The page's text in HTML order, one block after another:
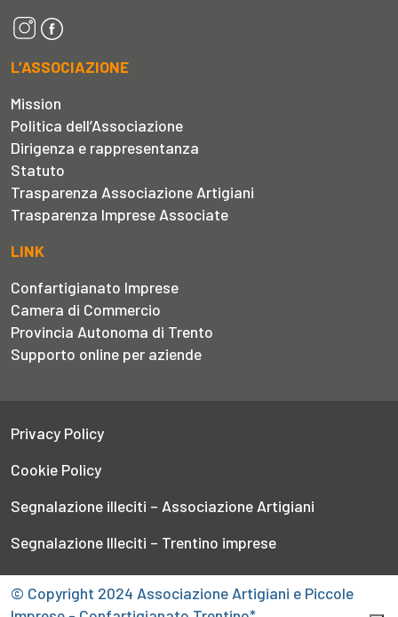
L’ASSOCIAZIONE
Mission
Politica dell’Associazione
Dirigenza e rappresentanza
Statuto
Trasparenza Associazione Artigiani
Trasparenza Imprese Associate
LINK
Confartigianato Imprese
Camera di Commercio
Provincia Autonoma di Trento
Supporto online per aziende
Privacy Policy
Cookie Policy
Segnalazione illeciti – Associazione Artigiani
Segnalazione Illeciti – Trentino imprese
© Copyright 2024 Associazione Artigiani e Piccole